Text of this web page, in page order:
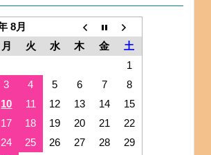
8月
月 火 水 木 金
土
1
3 4 5 6 7
8
10 11 12 13 14
15
17 18 19 20 21
22
24 25 26 27 28
29